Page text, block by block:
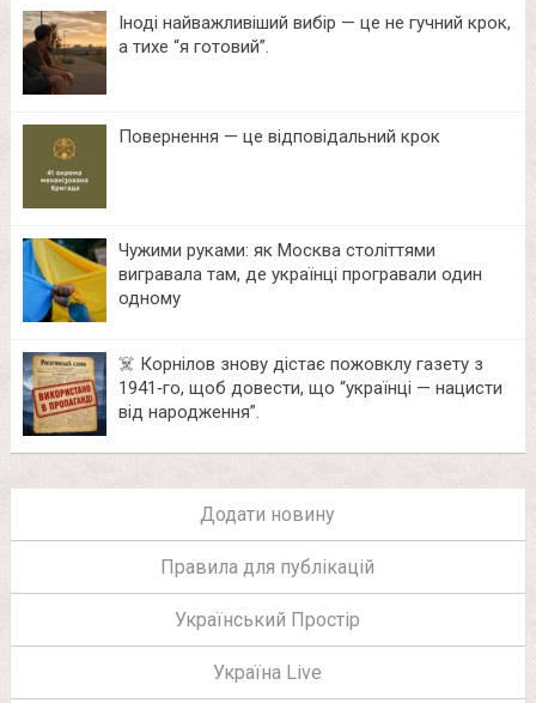
Іноді найважливіший вибір — це не гучний крок,
а тихе “я готовий”.
Повернення — це відповідальний крок
Чужими руками: як Москва століттями
вигравала там, де українці програвали один
одному
☠️ Корнілов знову дістає пожовклу газету з
1941‑го, щоб довести, що “українці — нацисти
від народження”.
Додати новину
Правила для публікацій
Український Простір
Україна Live